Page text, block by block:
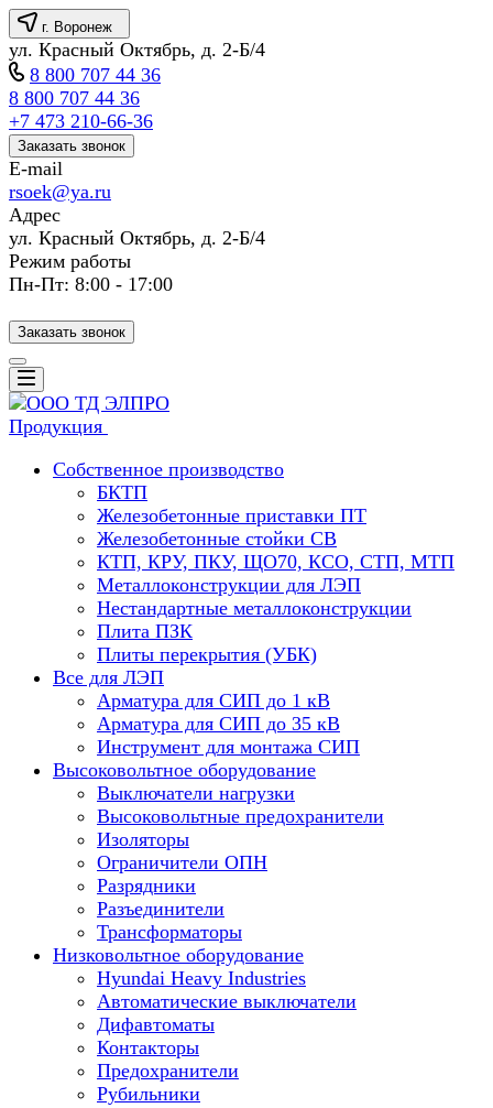
г. Воронеж
ул. Красный Октябрь, д. 2-Б/4
8 800 707 44 36
8 800 707 44 36
+7 473 210-66-36
Заказать звонок
E-mail
rsoek@ya.ru
Адрес
ул. Красный Октябрь, д. 2-Б/4
Режим работы
Пн-Пт: 8:00 - 17:00
Заказать звонок
Продукция
Собственное производство
БКТП
Железобетонные приставки ПТ
Железобетонные стойки СВ
КТП, КРУ, ПКУ, ЩО70, КСО, СТП, МТП
Металлоконструкции для ЛЭП
Нестандартные металлоконструкции
Плита ПЗК
Плиты перекрытия (УБК)
Все для ЛЭП
Арматура для СИП до 1 кВ
Арматура для СИП до 35 кВ
Инструмент для монтажа СИП
Высоковольтное оборудование
Выключатели нагрузки
Высоковольтные предохранители
Изоляторы
Ограничители ОПН
Разрядники
Разъединители
Трансформаторы
Низковольтное оборудование
Hyundai Heavy Industries
Автоматические выключатели
Дифавтоматы
Контакторы
Предохранители
Рубильники